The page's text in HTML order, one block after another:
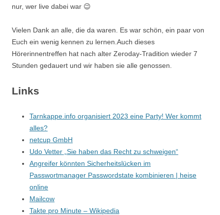
nur, wer live dabei war 😉
Vielen Dank an alle, die da waren. Es war schön, ein paar von
Euch ein wenig kennen zu lernen.Auch dieses
Hörerinnentreffen hat nach alter Zeroday-Tradition wieder 7
Stunden gedauert und wir haben sie alle genossen.
Links
Tarnkappe.info organisiert 2023 eine Party! Wer kommt
alles?
netcup GmbH
Udo Vetter „Sie haben das Recht zu schweigen“
Angreifer könnten Sicherheitslücken im
Passwortmanager Passwordstate kombinieren | heise
online
Mailcow
Takte pro Minute – Wikipedia